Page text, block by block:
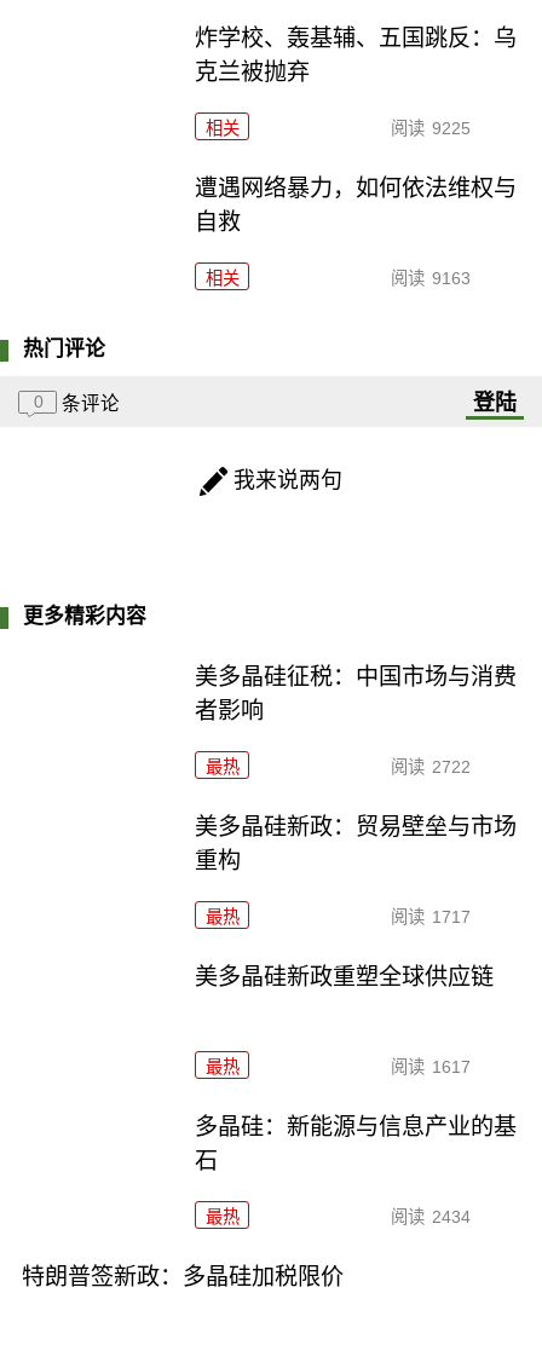
炸学校、轰基辅、五国跳反：乌
克兰被抛弃
相关 阅读 9225
遭遇网络暴力，如何依法维权与
自救
相关 阅读 9163
热门评论
0 条评论 登陆
我来说两句
更多精彩内容
美多晶硅征税：中国市场与消费
者影响
最热 阅读 2722
美多晶硅新政：贸易壁垒与市场
重构
最热 阅读 1717
美多晶硅新政重塑全球供应链
最热 阅读 1617
多晶硅：新能源与信息产业的基
石
最热 阅读 2434
特朗普签新政：多晶硅加税限价